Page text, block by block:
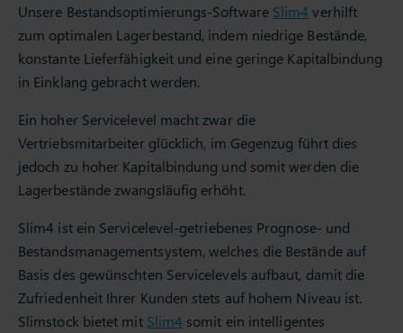
Unsere Bestandsoptimierungs-Software Slim4 verhilft
zum optimalen Lagerbestand, indem niedrige Bestände,
konstante Lieferfähigkeit und eine geringe Kapitalbindung
in Einklang gebracht werden.
Ein hoher Servicelevel macht zwar die
Vertriebsmitarbeiter glücklich, im Gegenzug führt dies
jedoch zu hoher Kapitalbindung und somit werden die
Lagerbestände zwangsläufig erhöht.
Slim4 ist ein Servicelevel-getriebenes Prognose- und
Bestandsmanagementsystem, welches die Bestände auf
Basis des gewünschten Servicelevels aufbaut, damit die
Zufriedenheit Ihrer Kunden stets auf hohem Niveau ist.
Slimstock bietet mit Slim4 somit ein intelligentes